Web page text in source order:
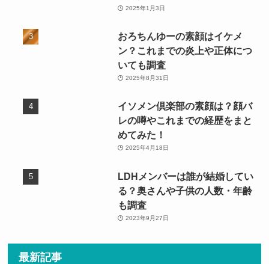
2025年1月3日
おろちんゆーの素顔はイケメ
ン？これまでの炎上や正体につ
いても調査
2025年8月31日
イソメン倶楽部の素顔は？顔バ
レの噂やこれまでの経歴をまと
めてみた！
2025年4月18日
LDHメンバーは誰が結婚してい
る？奥さんや子供の人数・年齢
も調査
2023年9月27日
最新記事